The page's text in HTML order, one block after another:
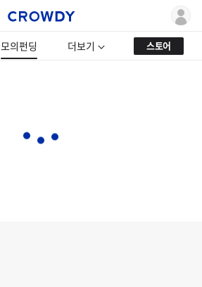
모의펀딩 더보기 스토어